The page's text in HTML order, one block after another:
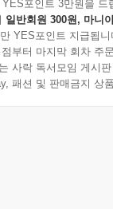
포인트 3만원을 드
일반회원 300원, 마니
YES포인트 지급됩니
부터 마지막 회차 주
사락 독서모임 게시
패션 및 판매금지 상